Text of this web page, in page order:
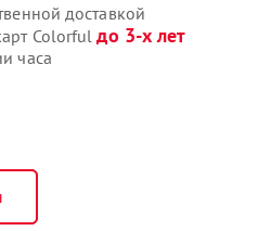
доставкой
Colorfulдо 3-х лет
часа